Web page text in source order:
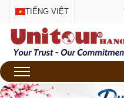
TIẾNG VIỆT